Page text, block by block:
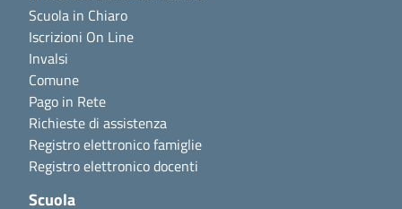
Scuola in Chiaro
Iscrizioni On Line
Invalsi
Comune
Pago in Rete
Richieste di assistenza
Registro elettronico famiglie
Registro elettronico docenti
Scuola